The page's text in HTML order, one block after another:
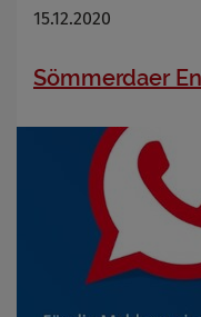
15.12.2020
Sömmerdaer